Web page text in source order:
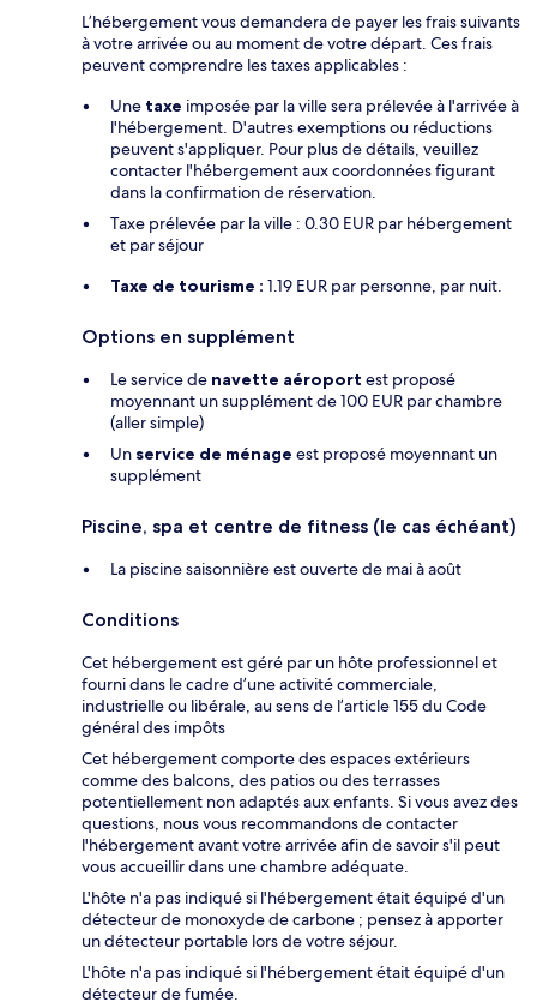
L’hébergement vous demandera de payer les frais suivants
à votre arrivée ou au moment de votre départ. Ces frais
peuvent comprendre les taxes applicables :
Une taxe imposée par la ville sera prélevée à l'arrivée à
l'hébergement. D'autres exemptions ou réductions
peuvent s'appliquer. Pour plus de détails, veuillez
contacter l'hébergement aux coordonnées figurant
dans la confirmation de réservation.
Taxe prélevée par la ville : 0.30 EUR par hébergement
et par séjour
Taxe de tourisme : 1.19 EUR par personne, par nuit.
Options en supplément
Le service de navette aéroport est proposé
moyennant un supplément de 100 EUR par chambre
(aller simple)
Un service de ménage est proposé moyennant un
supplément
Piscine, spa et centre de fitness (le cas échéant)
La piscine saisonnière est ouverte de mai à août
Conditions
Cet hébergement est géré par un hôte professionnel et
fourni dans le cadre d’une activité commerciale,
industrielle ou libérale, au sens de l’article 155 du Code
général des impôts
Cet hébergement comporte des espaces extérieurs
comme des balcons, des patios ou des terrasses
potentiellement non adaptés aux enfants. Si vous avez des
questions, nous vous recommandons de contacter
l'hébergement avant votre arrivée afin de savoir s'il peut
vous accueillir dans une chambre adéquate.
L'hôte n'a pas indiqué si l'hébergement était équipé d'un
détecteur de monoxyde de carbone ; pensez à apporter
un détecteur portable lors de votre séjour.
L'hôte n'a pas indiqué si l'hébergement était équipé d'un
détecteur de fumée.